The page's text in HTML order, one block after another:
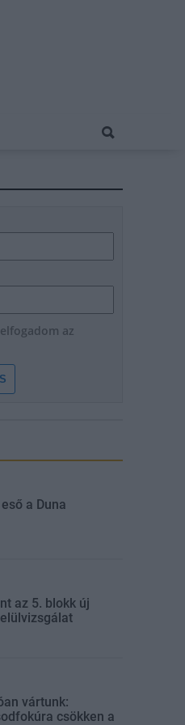
az
a Duna
az 5. blokk új
vártunk:
csökken a